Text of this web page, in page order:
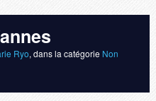
Ryo, dans la catégorie Non